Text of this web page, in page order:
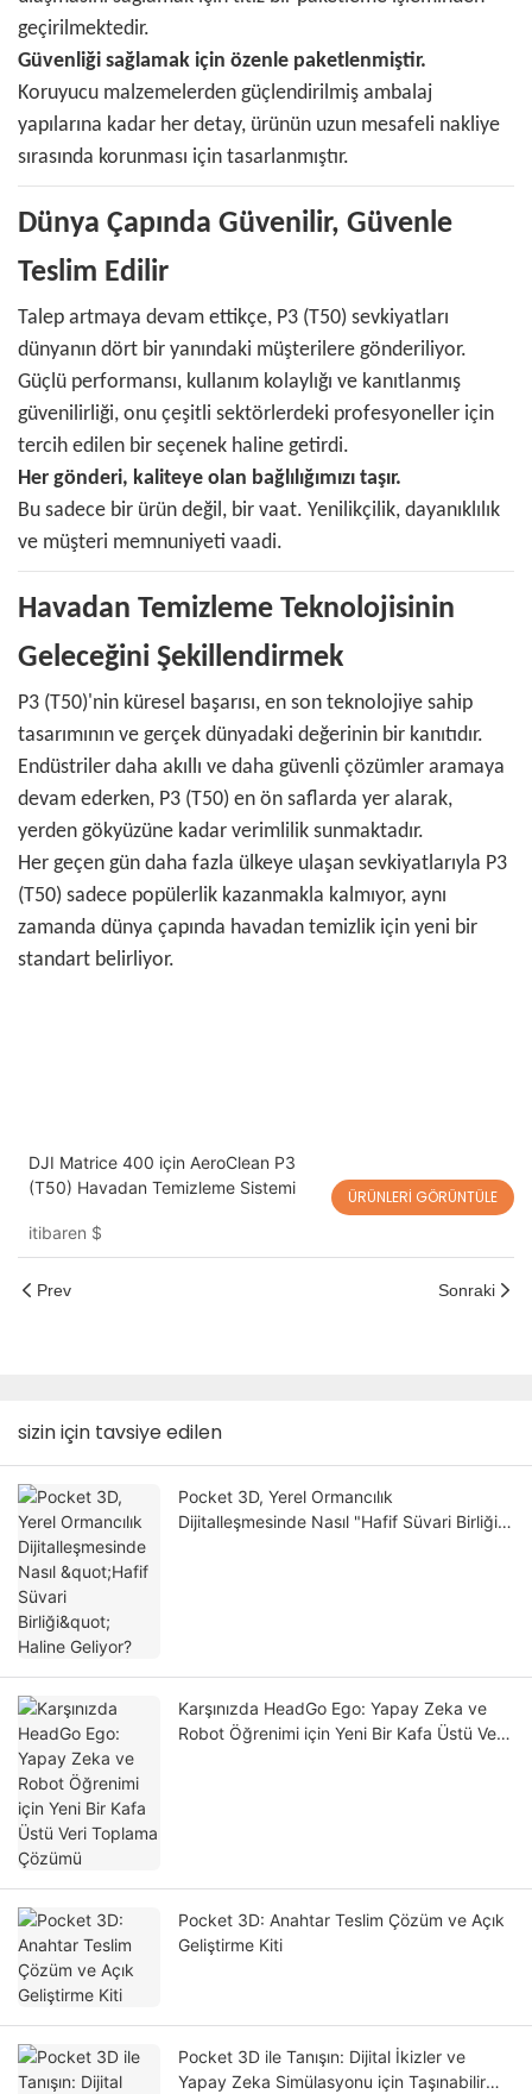
geçirilmektedir.
Güvenliği sağlamak için özenle paketlenmiştir.
Koruyucu malzemelerden güçlendirilmiş ambalaj
yapılarına kadar her detay, ürünün uzun mesafeli nakliye
sırasında korunması için tasarlanmıştır.
Dünya Çapında Güvenilir, Güvenle
Teslim Edilir
Talep artmaya devam ettikçe, P3 (T50) sevkiyatları
dünyanın dört bir yanındaki müşterilere gönderiliyor.
Güçlü performansı, kullanım kolaylığı ve kanıtlanmış
güvenilirliği, onu çeşitli sektörlerdeki profesyoneller için
tercih edilen bir seçenek haline getirdi.
Her gönderi, kaliteye olan bağlılığımızı taşır.
Bu sadece bir ürün değil, bir vaat. Yenilikçilik, dayanıklılık
ve müşteri memnuniyeti vaadi.
Havadan Temizleme Teknolojisinin
Geleceğini Şekillendirmek
P3 (T50)'nin küresel başarısı, en son teknolojiye sahip
tasarımının ve gerçek dünyadaki değerinin bir kanıtıdır.
Endüstriler daha akıllı ve daha güvenli çözümler aramaya
devam ederken, P3 (T50) en ön saflarda yer alarak,
yerden gökyüzüne kadar verimlilik sunmaktadır.
Her geçen gün daha fazla ülkeye ulaşan sevkiyatlarıyla P3
(T50) sadece popülerlik kazanmakla kalmıyor, aynı
zamanda dünya çapında havadan temizlik için yeni bir
standart belirliyor.
DJI Matrice 400 için AeroClean P3
(T50) Havadan Temizleme Sistemi
itibaren $
ÜRÜNLERI GÖRÜNTÜLE
Prev Sonraki
sizin için tavsiye edilen
Pocket 3D, Yerel Ormancılık
Dijitalleşmesinde Nasıl "Hafif Süvari Birliği"
Karşınızda HeadGo Ego: Yapay Zeka ve
Robot Öğrenimi için Yeni Bir Kafa Üstü Veri
Pocket 3D: Anahtar Teslim Çözüm ve Açık
Geliştirme Kiti
Pocket 3D ile Tanışın: Dijital İkizler ve
Yapay Zeka Simülasyonu için Taşınabilir